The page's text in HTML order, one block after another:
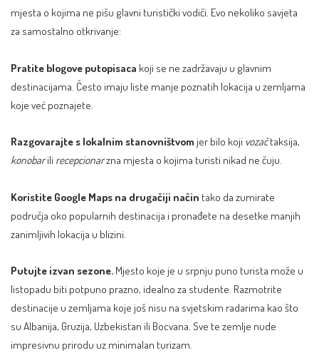
mjesta o kojima ne pišu glavni turistički vodiči. Evo nekoliko savjeta
za samostalno otkrivanje:
Pratite blogove putopisaca koji se ne zadržavaju u glavnim
destinacijama. Često imaju liste manje poznatih lokacija u zemljama
koje već poznajete.
Razgovarajte s lokalnim stanovništvom jer bilo koji vozačtaksija,
konobarili recepcionarzna mjesta o kojima turisti nikad ne čuju.
Koristite Google Maps na drugačiji način tako da zumirate
područja oko popularnih destinacija i pronađete na desetke manjih
zanimljivih lokacija u blizini.
Putujte izvan sezone. Mjesto koje je u srpnju puno turista može u
listopadu biti potpuno prazno, idealno za studente. Razmotrite
destinacije u zemljama koje još nisu na svjetskim radarima kao što
su Albanija, Gruzija, Uzbekistan ili Bocvana. Sve te zemlje nude
impresivnu prirodu uz minimalan turizam.